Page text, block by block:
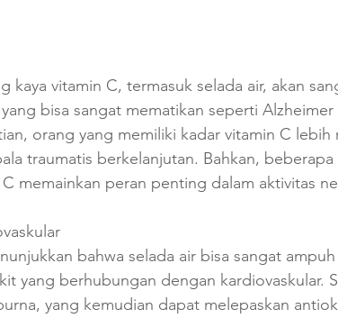
kaya vitamin C, termasuk selada air, akan
bisa sangat mematikan seperti Alzheimer
orang yang memiliki kadar vitamin C lebih
traumatis berkelanjutan. Bahkan,
memainkan peran penting dalam aktivitas
bahwa selada air bisa sangat
yang berhubungan dengan kardiovaskular.
yang kemudian dapat melepaskan